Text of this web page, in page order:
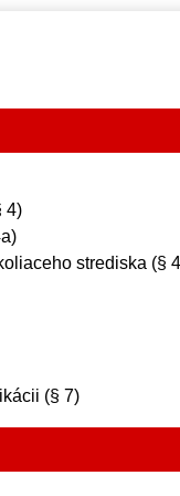
4)
strediska (§
(§ 7)